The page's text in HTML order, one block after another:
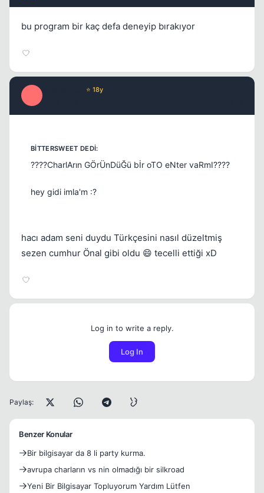
bu program bir kaç defa deneyip bırakıyor
⭐ 18y
????CharlArın GÖrÜnDüĞü bİr oTO eNter vaRmI????
hey gidi imla'm :?
hacı adam seni duydu Türkçesini nasıl düzeltmiş
sezen cumhur Önal gibi oldu 😄 tecelli ettiği xD
Log in to write a reply.
Log In
Paylaş:
Benzer Konular
Bir bilgisayar da 8 li party kurma.
avrupa charların vs nin olmadığı bir silkroad
Yeni Bir Bilgisayar Topluyorum Yardım Lütfen